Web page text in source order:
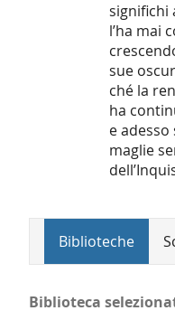
significhi
l’ha mai
sue
ché la
ha
e
maglie
Biblioteche
Biblioteca